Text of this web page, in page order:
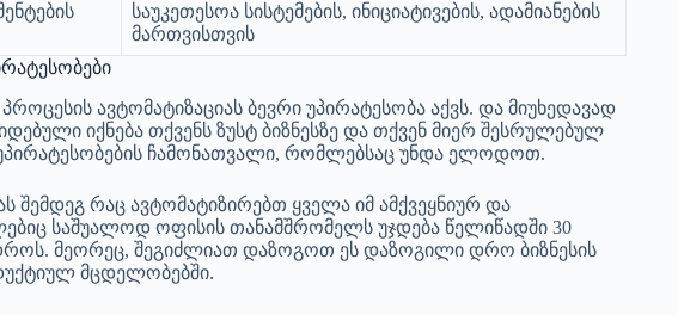
საუკეთესოა სისტემების, ინიციატივების, ადამიანების
მართვისთვის
ავტომატიზაციას ბევრი უპირატესობა აქვს. და მიუხედავად
იქნება თქვენს ზუსტ ბიზნესზე და თქვენ მიერ შესრულებულ
უპირატესობების ჩამონათვალი, რომლებსაც უნდა ელოდოთ.
შემდეგ რაც ავტომატიზირებთ ყველა იმ ამქვეყნიურ და
საშუალოდ ოფისის თანამშრომელს უჯდება წელიწადში 30
მეორეც, შეგიძლიათ დაზოგოთ ეს დაზოგილი დრო ბიზნესის
მცდელობებში.